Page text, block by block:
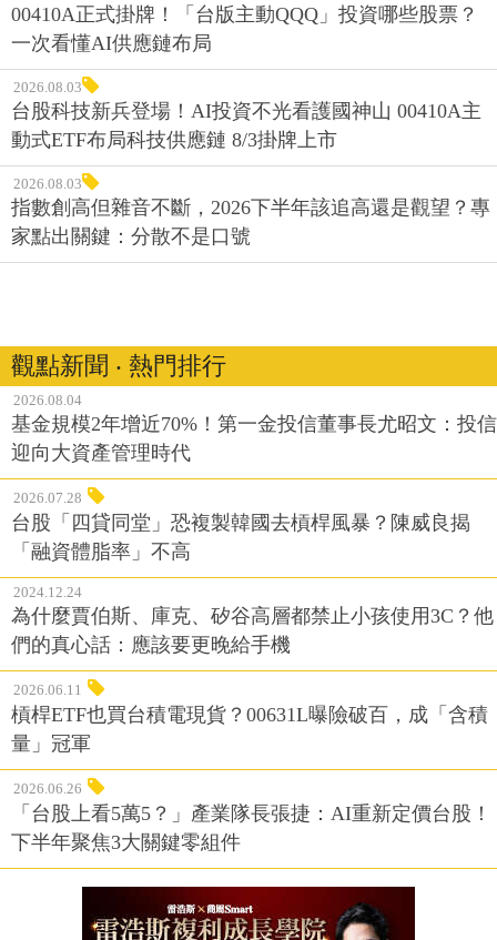
00410A正式掛牌！「台版主動QQQ」投資哪些股票？
一次看懂AI供應鏈布局
2026.08.03
台股科技新兵登場！AI投資不光看護國神山 00410A主
動式ETF布局科技供應鏈 8/3掛牌上市
2026.08.03
指數創高但雜音不斷，2026下半年該追高還是觀望？專
家點出關鍵：分散不是口號
觀點新聞 ‧ 熱門排行
2026.08.04
基金規模2年增近70%！第一金投信董事長尤昭文：投信
迎向大資產管理時代
2026.07.28
台股「四貸同堂」恐複製韓國去槓桿風暴？陳威良揭
「融資體脂率」不高
2024.12.24
為什麼賈伯斯、庫克、矽谷高層都禁止小孩使用3C？他
們的真心話：應該要更晚給手機
2026.06.11
槓桿ETF也買台積電現貨？00631L曝險破百，成「含積
量」冠軍
2026.06.26
「台股上看5萬5？」產業隊長張捷：AI重新定價台股！
下半年聚焦3大關鍵零組件